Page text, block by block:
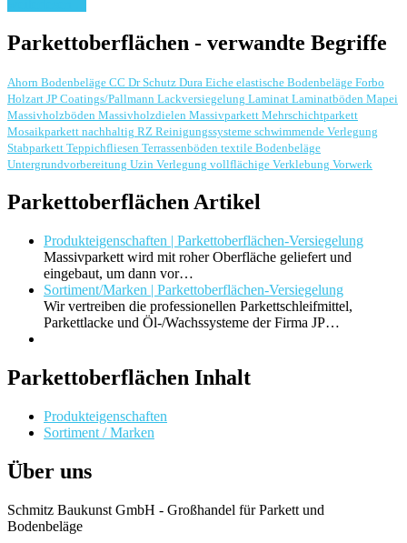
Parkettoberflächen - verwandte Begriffe
Ahorn Bodenbeläge CC Dr Schutz Dura Eiche elastische Bodenbeläge Forbo
Holzart JP Coatings/Pallmann Lackversiegelung Laminat Laminatböden Mapei
Massivholzböden Massivholzdielen Massivparkett Mehrschichtparkett
Mosaikparkett nachhaltig RZ Reinigungssysteme schwimmende Verlegung
Stabparkett Teppichfliesen Terrassenböden textile Bodenbeläge
Untergrundvorbereitung Uzin Verlegung vollflächige Verklebung Vorwerk
Parkettoberflächen Artikel
Produkteigenschaften | Parkettoberflächen-Versiegelung
Massivparkett wird mit roher Oberfläche geliefert und
eingebaut, um dann vor…
Sortiment/Marken | Parkettoberflächen-Versiegelung
Wir vertreiben die professionellen Parkettschleifmittel,
Parkettlacke und Öl-/Wachssysteme der Firma JP…
Parkettoberflächen Inhalt
Produkteigenschaften
Sortiment / Marken
Über uns
Schmitz Baukunst GmbH - Großhandel für Parkett und
Bodenbeläge